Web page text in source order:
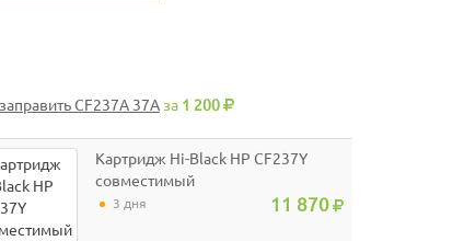
заправить CF237A 37A за 1 200
Картридж Hi-Black HP CF237Y
совместимый
3 дня 11 870